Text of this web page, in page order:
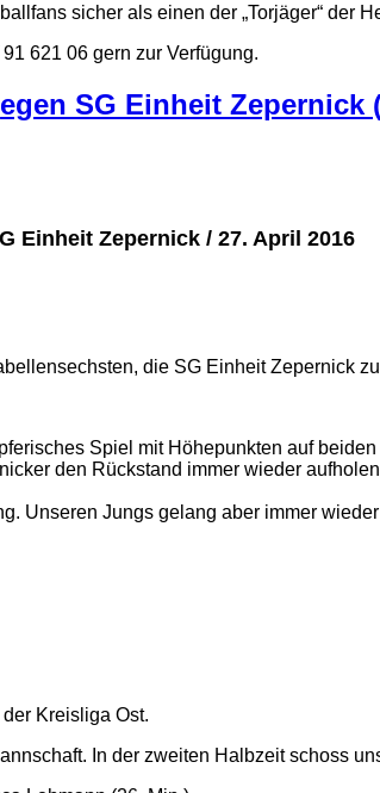
sicher als einen der „Torjäger“ der
621 06 gern zur Verfügung.
SG Einheit Zepernick
Einheit Zepernick / 27. April 2016
die SG Einheit Zepernick
Spiel mit Höhepunkten auf beiden
den Rückstand immer wieder
Unseren Jungs gelang aber immer
Kreisliga Ost.
In der zweiten Halbzeit schoss